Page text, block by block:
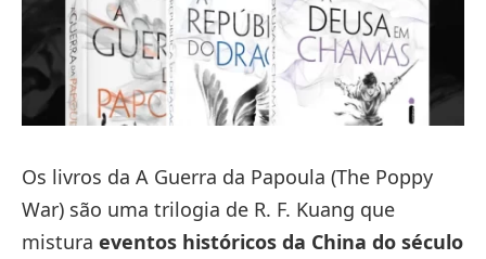
Os livros da A Guerra da Papoula (The Poppy
War) são uma trilogia de R. F. Kuang que
mistura eventos históricos da China do século